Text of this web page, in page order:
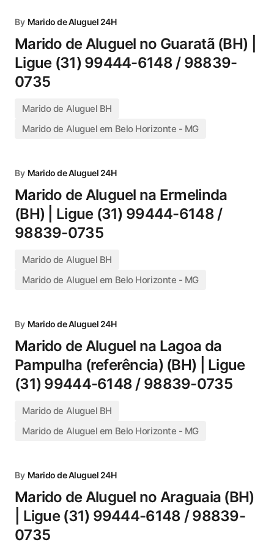
By Marido de Aluguel 24H
Marido de Aluguel no Guaratã (BH) |
Ligue (31) 99444-6148 / 98839-
0735
Marido de Aluguel BH
Marido de Aluguel em Belo Horizonte - MG
By Marido de Aluguel 24H
Marido de Aluguel na Ermelinda
(BH) | Ligue (31) 99444-6148 /
98839-0735
Marido de Aluguel BH
Marido de Aluguel em Belo Horizonte - MG
By Marido de Aluguel 24H
Marido de Aluguel na Lagoa da
Pampulha (referência) (BH) | Ligue
(31) 99444-6148 / 98839-0735
Marido de Aluguel BH
Marido de Aluguel em Belo Horizonte - MG
By Marido de Aluguel 24H
Marido de Aluguel no Araguaia (BH)
| Ligue (31) 99444-6148 / 98839-
0735